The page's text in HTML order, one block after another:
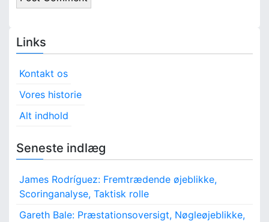
Links
Kontakt os
Vores historie
Alt indhold
Seneste indlæg
James Rodríguez: Fremtrædende øjeblikke,
Scoringanalyse, Taktisk rolle
Gareth Bale: Præstationsoversigt, Nøgleøjeblikke,